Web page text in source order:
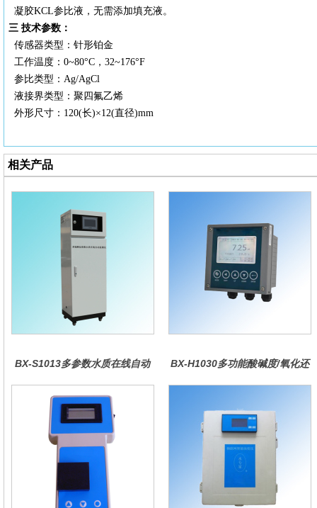
凝胶KCL参比液，无需添加填充液。
三 技术参数：
传感器类型：针形铂金
工作温度： 0~80°C，32~176°F
参比类型： Ag/AgCl
液接界类型：聚四氟乙烯
外形尺寸： 120(长)×12(直径)mm
相关产品
BX-S1013多参数水质在线自动
BX-H1030多功能酸碱度/氧化还